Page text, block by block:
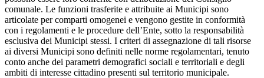
comunale. Le funzioni trasferite e attribuite ai Municipi sono
articolate per comparti omogenei e vengono gestite in conformità
con i regolamenti e le procedure dell’Ente, sotto la responsabilità
esclusiva dei Municipi stessi. I criteri di assegnazione di tali risorse
ai diversi Municipi sono definiti nelle norme regolamentari, tenuto
conto anche dei parametri demografici sociali e territoriali e degli
ambiti di interesse cittadino presenti sul territorio municipale.